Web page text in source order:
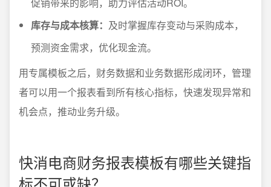
促销带来的影响，助力评估活动ROI。
库存与成本核算： 及时掌握库存变动与采购成本，
预测资金需求，优化现金流。
用专属模板之后，财务数据和业务数据形成闭环，管理
者可以用一个报表看到所有核心指标，快速发现异常和
机会点，推动业务升级。
快消电商财务报表模板有哪些关键指